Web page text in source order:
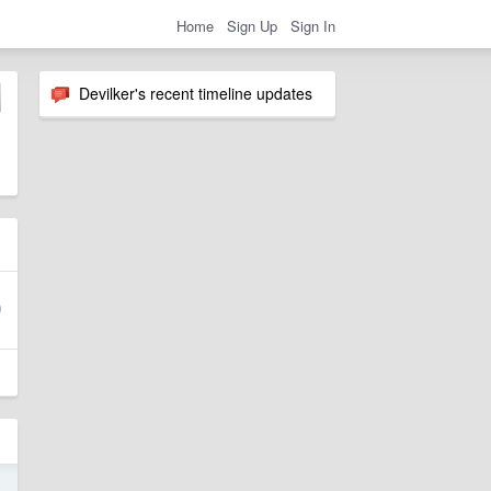
Home Sign Up Sign In
Devilker's recent timeline updates